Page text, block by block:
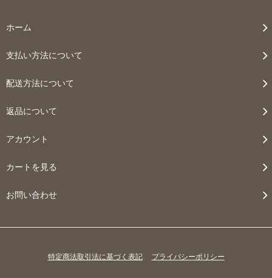
ホーム
支払い方法について
配送方法について
返品について
アカウント
カートを見る
お問い合わせ
特定商法取引法に基づく表記 プライバシーポリシー